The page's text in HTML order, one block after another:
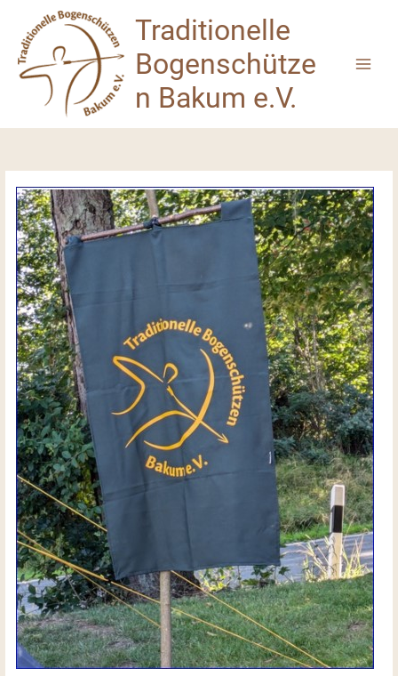
springen
Traditionelle
Bogenschütze
n Bakum e.V.